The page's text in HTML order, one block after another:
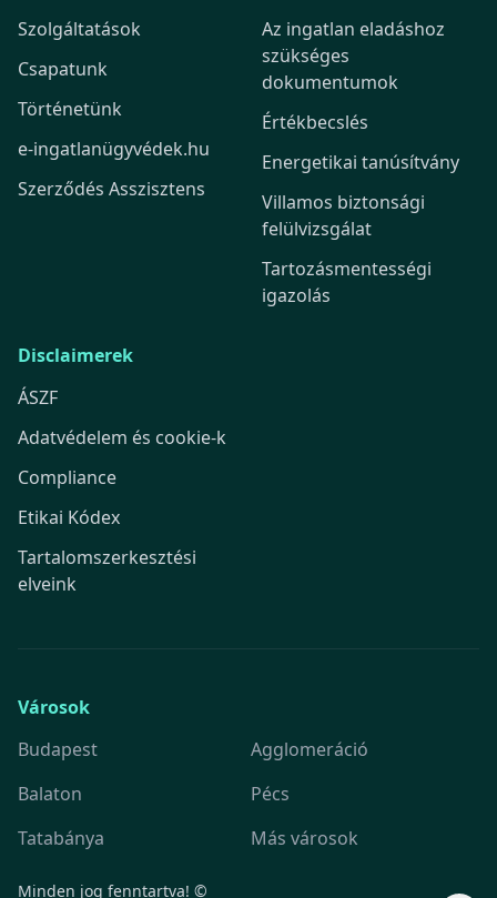
Szolgáltatások
Csapatunk
Történetünk
e-ingatlanügyvédek.hu
Szerződés Asszisztens
Az ingatlan eladáshoz
szükséges
dokumentumok
Értékbecslés
Energetikai tanúsítvány
Villamos biztonsági
felülvizsgálat
Tartozásmentességi
igazolás
Disclaimerek
ÁSZF
Adatvédelem és cookie-k
Compliance
Etikai Kódex
Tartalomszerkesztési
elveink
Városok
Budapest
Agglomeráció
Balaton
Pécs
Tatabánya
Más városok
Minden jog fenntartva! ©